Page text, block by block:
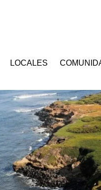
LOCALES